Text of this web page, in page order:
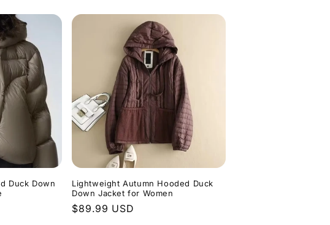
Duck Down
Lightweight Autumn Hooded Duck
Down Jacket for Women
Normaler
$89.99 USD